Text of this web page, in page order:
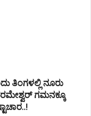
ತಿಂಗಳಲ್ಲಿ ನೂರು
ಗಮನಕ್ಕೂ